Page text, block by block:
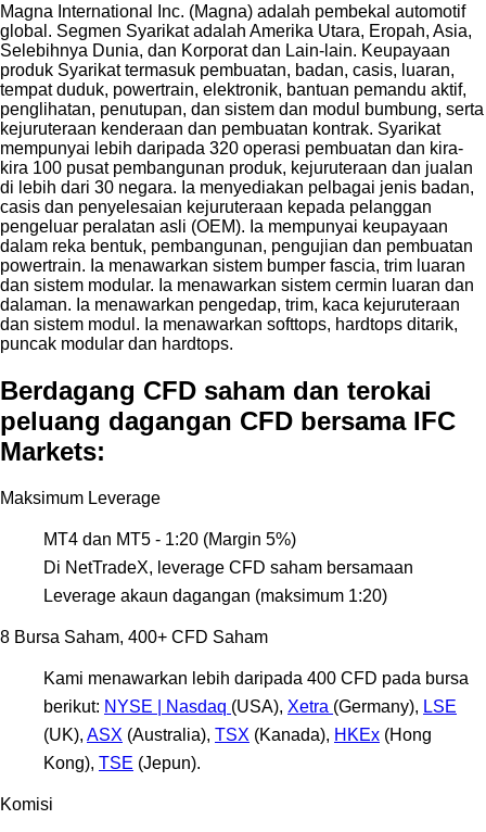
Magna International Inc. (Magna) adalah pembekal automotif
global. Segmen Syarikat adalah Amerika Utara, Eropah, Asia,
Selebihnya Dunia, dan Korporat dan Lain-lain. Keupayaan
produk Syarikat termasuk pembuatan, badan, casis, luaran,
tempat duduk, powertrain, elektronik, bantuan pemandu aktif,
penglihatan, penutupan, dan sistem dan modul bumbung, serta
kejuruteraan kenderaan dan pembuatan kontrak. Syarikat
mempunyai lebih daripada 320 operasi pembuatan dan kira-
kira 100 pusat pembangunan produk, kejuruteraan dan jualan
di lebih dari 30 negara. Ia menyediakan pelbagai jenis badan,
casis dan penyelesaian kejuruteraan kepada pelanggan
pengeluar peralatan asli (OEM). Ia mempunyai keupayaan
dalam reka bentuk, pembangunan, pengujian dan pembuatan
powertrain. Ia menawarkan sistem bumper fascia, trim luaran
dan sistem modular. Ia menawarkan sistem cermin luaran dan
dalaman. Ia menawarkan pengedap, trim, kaca kejuruteraan
dan sistem modul. Ia menawarkan softtops, hardtops ditarik,
puncak modular dan hardtops.
Berdagang CFD saham dan terokai
peluang dagangan CFD bersama IFC
Markets:
Maksimum Leverage
MT4 dan MT5 - 1:20 (Margin 5%)
Di NetTradeX, leverage CFD saham bersamaan
Leverage akaun dagangan (maksimum 1:20)
8 Bursa Saham, 400+ CFD Saham
Kami menawarkan lebih daripada 400 CFD pada bursa
berikut: NYSE | Nasdaq (USA), Xetra (Germany), LSE
(UK), ASX (Australia), TSX (Kanada), HKEx (Hong
Kong), TSE (Jepun).
Komisi